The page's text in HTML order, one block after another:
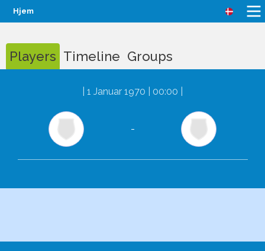
Hjem
Players Timeline Groups
1 Januar 1970 | 00:00
-